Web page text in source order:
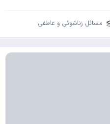
مسائل زناشوئی و عاطفی